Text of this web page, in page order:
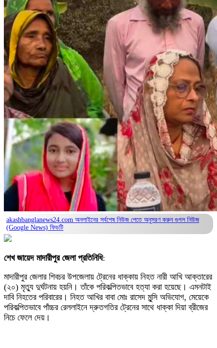
akashbanglanews24.com অনলাইনের সর্বশেষ নিউজ পেতে অনুসরণ করুন গুগল নিউজ
(Google News) ফিডটি
শেখ জায়েদ মাদারীপুর জেলা প্রতিনিধি:
মাদারীপুর জেলার শিবচর উপজেলায় ট্রেনের ধাক্কায় নিহত নারী আখি আক্তারের
(২০) মৃত্যু দুর্ঘটনায় হয়নি। তাঁকে পরিকল্পিতভাবে হত্যা করা হয়েছে। এমনটাই
দাবি নিহতের পরিবারের। নিহত আখির বাবা মোঃ রাসেদ মুন্সি অভিযোগ, মেয়েকে
পরিকল্পিতভাবে পাঁচ্চর রেললাইনে দ্রুতগতির ট্রেনের সাথে ধাক্কা দিয়া ব্রীজের
নিচে ফেলে দেয়।